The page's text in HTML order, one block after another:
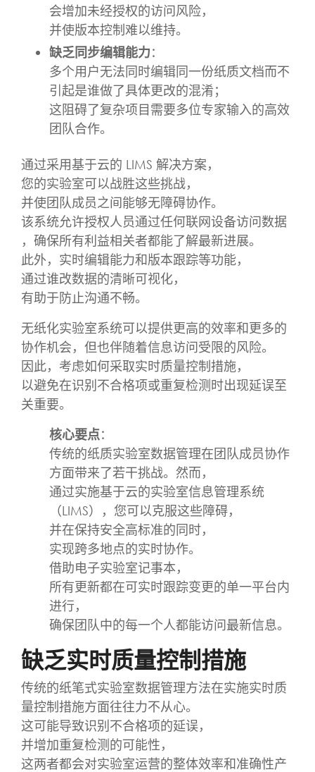
会增加未经授权的访问风险，
并使版本控制难以维持。
缺乏同步编辑能力：
多个用户无法同时编辑同一份纸质文档而不
引起是谁做了具体更改的混淆；
这阻碍了复杂项目需要多位专家输入的高效
团队合作。
通过采用基于云的 LIMS 解决方案，
您的实验室可以战胜这些挑战，
并使团队成员之间能够无障碍协作。
该系统允许授权人员通过任何联网设备访问数据
，确保所有利益相关者都能了解最新进展。
此外，实时编辑能力和版本跟踪等功能，
通过谁改数据的清晰可视化，
有助于防止沟通不畅。
无纸化实验室系统可以提供更高的效率和更多的
协作机会，但也伴随着信息访问受限的风险。
因此，考虑如何采取实时质量控制措施，
以避免在识别不合格项或重复检测时出现延误至
关重要。
核心要点：
传统的纸质实验室数据管理在团队成员协作
方面带来了若干挑战。然而，
通过实施基于云的实验室信息管理系统
（LIMS），您可以克服这些障碍，
并在保持安全高标准的同时，
实现跨多地点的实时协作。
借助电子实验室记事本，
所有更新都在可实时跟踪变更的单一平台内
进行，
确保团队中的每一个人都能访问最新信息。
缺乏实时质量控制措施
传统的纸笔式实验室数据管理方法在实施实时质
量控制措施方面往往力不从心。
这可能导致识别不合格项的延误，
并增加重复检测的可能性，
这两者都会对实验室运营的整体效率和准确性产